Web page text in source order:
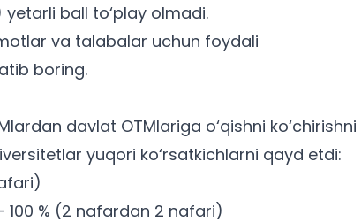
ball to‘play olmadi.
va talabalar uchun foydali
boring.
davlat OTMlariga o‘qishni ko‘chirishni
yuqori ko‘rsatkichlarni qayd etdi:
100 % (2 nafardan 2 nafari)